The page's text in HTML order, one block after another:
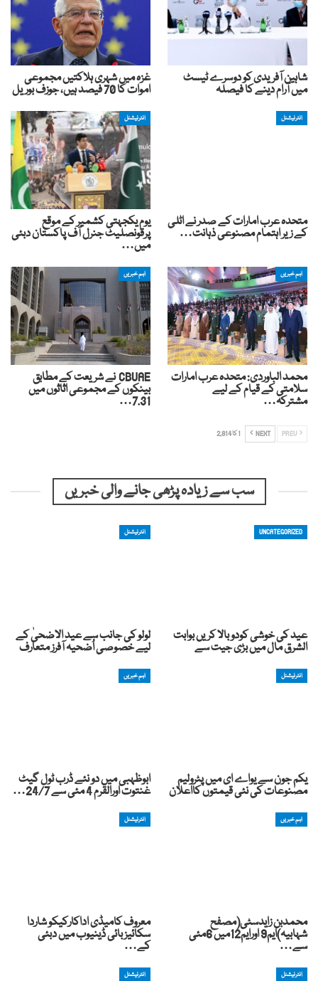
شاہین آفریدی کو دوسرے ٹیسٹ
میں آرام دینے کا فیصلہ
غزہ میں شہری ہلاکتیں مجموعی
اموات کا 70 فیصد ہیں، جوزف بوریل
انٹرنیشنل
متحدہ عرب امارات کے صدر نے اٹلی
کے زیر اہتمام مصنوعی ذہانت…
انٹرنیشنل
یوم یکجہتی کشمیر کے موقع
پرقونصلیٹ جنرل آف پاکستان دبئی
میں…
اہم خبریں
محمد الباوردی: متحدہ عرب امارات
سلامتی کے قیام کے لیے
مشترکہ…
اہم خبریں
CBUAE نے شریعت کے مطابق
بینکوں کے مجموعی اثاثوں میں
7.31…
NEXT 1 کا 2,814
سب سے زیادہ پڑھی جانے والی خبریں
UNCATEGORIZED
عید کی خوشی کودوبالا کریں بوابت
الشرق مال میں بڑی جیت سے
انٹرنیشنل
لولو کی جانب سے عید الاضحیٰ کے
لیے خصوصی اُضحیہ آفرز متعارف
انٹرنیشنل
یکم جون سے یواے ای میں پٹرولیم
مصنوعات کی نئی قیمتوں کااعلان
اہم خبریں
ابوظہبی میں دو نئے ڈرب ٹول گیٹ
غنتوت اورالقرم 4 مئی سے 24/7…
اہم خبریں
محمدبن زایدسٹی(مصفح
شہابیہ)ایم9 اورایم12میں 6مئی
سے…
انٹرنیشنل
معروف کامیڈی اداکارکیکو شاردا
سکائیز بائی ڈینیوب میں دبئی
کے…
انٹرنیشنل انٹرنیشنل